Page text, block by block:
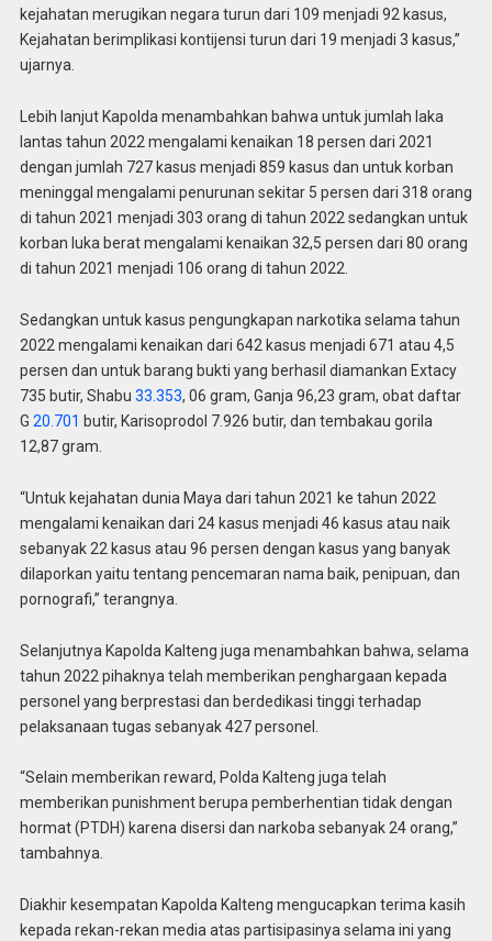
kejahatan merugikan negara turun dari 109 menjadi 92 kasus,
Kejahatan berimplikasi kontijensi turun dari 19 menjadi 3 kasus,”
ujarnya.
Lebih lanjut Kapolda menambahkan bahwa untuk jumlah laka
lantas tahun 2022 mengalami kenaikan 18 persen dari 2021
dengan jumlah 727 kasus menjadi 859 kasus dan untuk korban
meninggal mengalami penurunan sekitar 5 persen dari 318 orang
di tahun 2021 menjadi 303 orang di tahun 2022 sedangkan untuk
korban luka berat mengalami kenaikan 32,5 persen dari 80 orang
di tahun 2021 menjadi 106 orang di tahun 2022.
Sedangkan untuk kasus pengungkapan narkotika selama tahun
2022 mengalami kenaikan dari 642 kasus menjadi 671 atau 4,5
persen dan untuk barang bukti yang berhasil diamankan Extacy
735 butir, Shabu 33.353, 06 gram, Ganja 96,23 gram, obat daftar
G 20.701 butir, Karisoprodol 7.926 butir, dan tembakau gorila
12,87 gram.
“Untuk kejahatan dunia Maya dari tahun 2021 ke tahun 2022
mengalami kenaikan dari 24 kasus menjadi 46 kasus atau naik
sebanyak 22 kasus atau 96 persen dengan kasus yang banyak
dilaporkan yaitu tentang pencemaran nama baik, penipuan, dan
pornografi,” terangnya.
Selanjutnya Kapolda Kalteng juga menambahkan bahwa, selama
tahun 2022 pihaknya telah memberikan penghargaan kepada
personel yang berprestasi dan berdedikasi tinggi terhadap
pelaksanaan tugas sebanyak 427 personel.
“Selain memberikan reward, Polda Kalteng juga telah
memberikan punishment berupa pemberhentian tidak dengan
hormat (PTDH) karena disersi dan narkoba sebanyak 24 orang,”
tambahnya.
Diakhir kesempatan Kapolda Kalteng mengucapkan terima kasih
kepada rekan-rekan media atas partisipasinya selama ini yang